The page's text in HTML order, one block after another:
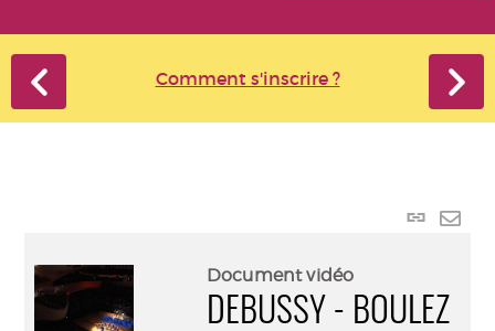
Comment s'inscrire ?
Lien
mail
Document vidéo
DEBUSSY - BOULEZ